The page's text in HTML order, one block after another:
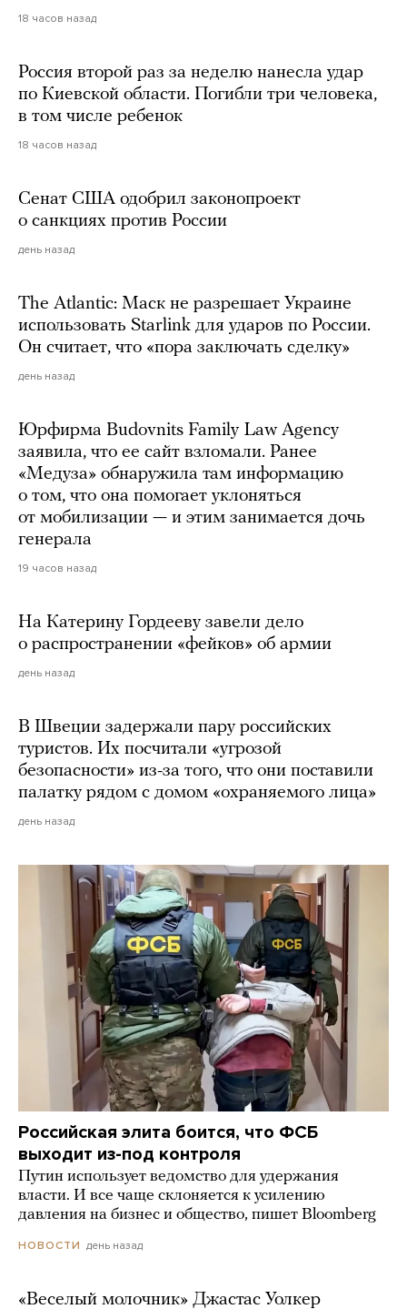
18 часов назад
Россия второй раз за неделю нанесла удар
по Киевской области. Погибли три человека,
в том числе ребенок
18 часов назад
Сенат США одобрил законопроект
о санкциях против России
день назад
The Atlantic: Маск не разрешает Украине
использовать Starlink для ударов по России.
Он считает, что «пора заключать сделку»
день назад
Юрфирма Budovnits Family Law Agency
заявила, что ее сайт взломали. Ранее
«Медуза» обнаружила там информацию
о том, что она помогает уклоняться
от мобилизации — и этим занимается дочь
генерала
19 часов назад
На Катерину Гордееву завели дело
о распространении «фейков» об армии
день назад
В Швеции задержали пару российских
туристов. Их посчитали «угрозой
безопасности» из-за того, что они поставили
палатку рядом с домом «охраняемого лица»
день назад
Российская элита боится, что ФСБ
выходит из-под контроля
Путин использует ведомство для удержания
власти. И все чаще склоняется к усилению
давления на бизнес и общество, пишет Bloomberg
НОВОСТИ день назад
«Веселый молочник» Джастас Уолкер